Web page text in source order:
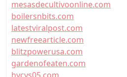
mesasdecultivoonline.com
boilersnbits.com
latestviralpost.com
newfreearticle.com
blitzpowerusa.com
gardenofeaten.com